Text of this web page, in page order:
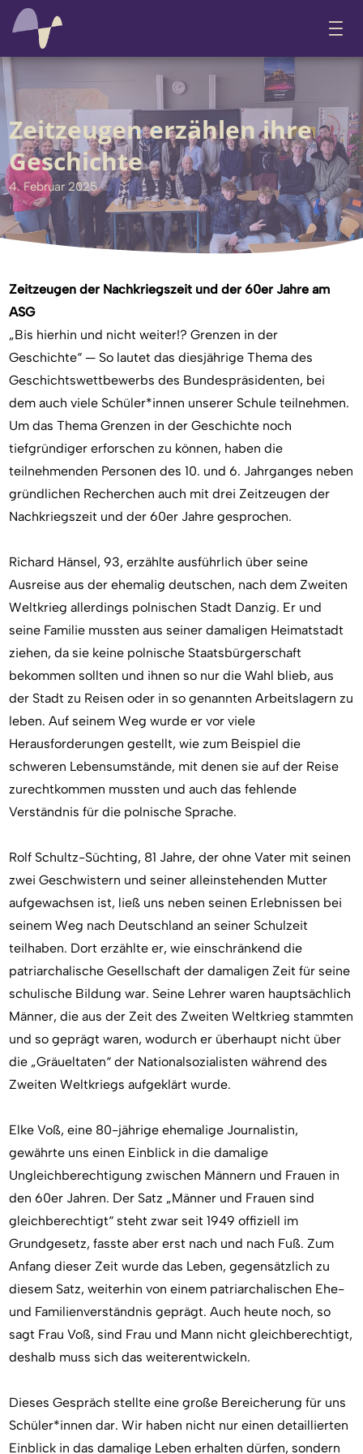
Zeitzeugen erzählen ihre
Geschichte
4. Februar 2025
Zeitzeugen der Nachkriegszeit und der 60er Jahre am
ASG
„Bis hierhin und nicht weiter!? Grenzen in der
Geschichte“ — So lautet das diesjährige Thema des
Geschichtswettbewerbs des Bundespräsidenten, bei
dem auch viele Schüler*innen unserer Schule teilnehmen.
Um das Thema Grenzen in der Geschichte noch
tiefgründiger erforschen zu können, haben die
teilnehmenden Personen des 10. und 6. Jahrganges neben
gründlichen Recherchen auch mit drei Zeitzeugen der
Nachkriegszeit und der 60er Jahre gesprochen.
Richard Hänsel, 93, erzählte ausführlich über seine
Ausreise aus der ehemalig deutschen, nach dem Zweiten
Weltkrieg allerdings polnischen Stadt Danzig. Er und
seine Familie mussten aus seiner damaligen Heimatstadt
ziehen, da sie keine polnische Staatsbürgerschaft
bekommen sollten und ihnen so nur die Wahl blieb, aus
der Stadt zu Reisen oder in so genannten Arbeitslagern zu
leben. Auf seinem Weg wurde er vor viele
Herausforderungen gestellt, wie zum Beispiel die
schweren Lebensumstände, mit denen sie auf der Reise
zurechtkommen mussten und auch das fehlende
Verständnis für die polnische Sprache.
Rolf Schultz-Süchting, 81 Jahre, der ohne Vater mit seinen
zwei Geschwistern und seiner alleinstehenden Mutter
aufgewachsen ist, ließ uns neben seinen Erlebnissen bei
seinem Weg nach Deutschland an seiner Schulzeit
teilhaben. Dort erzählte er, wie einschränkend die
patriarchalische Gesellschaft der damaligen Zeit für seine
schulische Bildung war. Seine Lehrer waren hauptsächlich
Männer, die aus der Zeit des Zweiten Weltkrieg stammten
und so geprägt waren, wodurch er überhaupt nicht über
die „Gräueltaten“ der Nationalsozialisten während des
Zweiten Weltkriegs aufgeklärt wurde.
Elke Voß, eine 80-jährige ehemalige Journalistin,
gewährte uns einen Einblick in die damalige
Ungleichberechtigung zwischen Männern und Frauen in
den 60er Jahren. Der Satz „Männer und Frauen sind
gleichberechtigt“ steht zwar seit 1949 offiziell im
Grundgesetz, fasste aber erst nach und nach Fuß. Zum
Anfang dieser Zeit wurde das Leben, gegensätzlich zu
diesem Satz, weiterhin von einem patriarchalischen Ehe-
und Familienverständnis geprägt. Auch heute noch, so
sagt Frau Voß, sind Frau und Mann nicht gleichberechtigt,
deshalb muss sich das weiterentwickeln.
Dieses Gespräch stellte eine große Bereicherung für uns
Schüler*innen dar. Wir haben nicht nur einen detaillierten
Einblick in das damalige Leben erhalten dürfen, sondern